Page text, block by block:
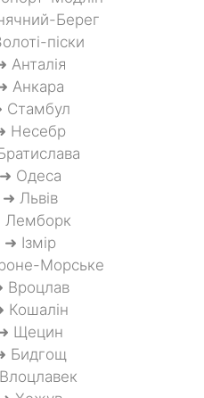
Берег
піски
Анталія
Анкара
Стамбул
Несебр
➜ Одеса
➜ Львів
Лемборк
➜ Ізмір
Морське
Вроцлав
Кошалін
Щецин
Бидгощ